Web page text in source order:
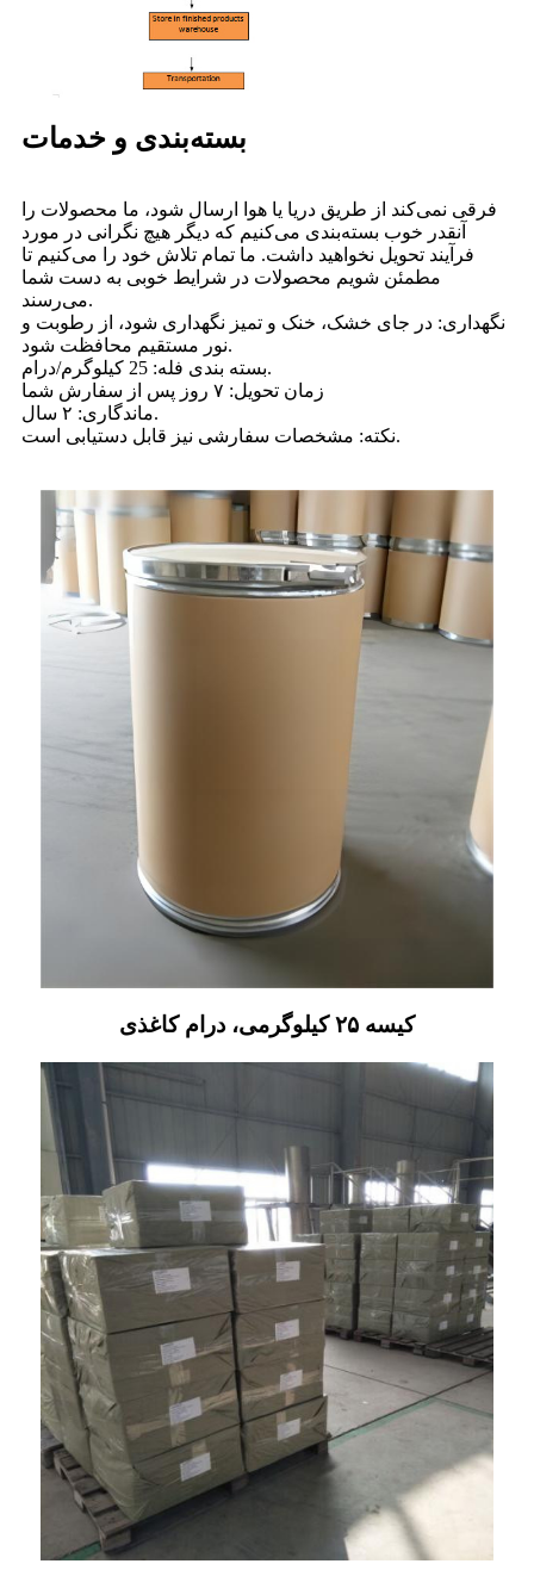
بسته‌بندی و خدمات
فرقی نمی‌کند از طریق دریا یا هوا ارسال شود، ما محصولات را
آنقدر خوب بسته‌بندی می‌کنیم که دیگر هیچ نگرانی در مورد
فرآیند تحویل نخواهید داشت. ما تمام تلاش خود را می‌کنیم تا
مطمئن شویم محصولات در شرایط خوبی به دست شما
می‌رسند.
نگهداری: در جای خشک، خنک و تمیز نگهداری شود، از رطوبت و
نور مستقیم محافظت شود.
بسته بندی فله: 25 کیلوگرم/درام.
زمان تحویل: ۷ روز پس از سفارش شما
ماندگاری: ۲ سال.
نکته: مشخصات سفارشی نیز قابل دستیابی است.
کیسه ۲۵ کیلوگرمی، درام کاغذی